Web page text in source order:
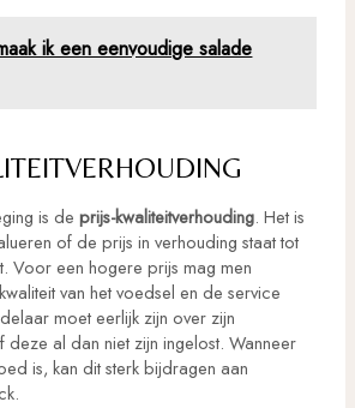
ik een eenvoudige salade
is de prijs-kwaliteitverhouding. Het is
of de prijs in verhouding staat tot
Voor een hogere prijs mag men
van het voedsel en de service
moet eerlijk zijn over zijn
deze al dan niet zijn ingelost. Wanneer
is, kan dit sterk bijdragen aan